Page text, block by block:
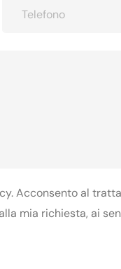
Acconsento al
mia richiesta, ai